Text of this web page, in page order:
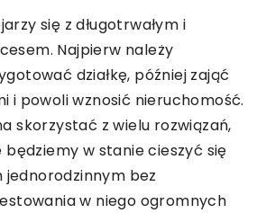
się z długotrwałym i
Najpierw należy
działkę, później zająć
i powoli wznosić nieruchomość.
skorzystać z wielu rozwiązań,
w stanie cieszyć się
jednorodzinnym bez
w niego ogromnych